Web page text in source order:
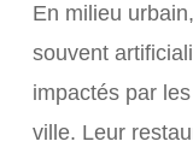
En milieu
souvent
impactés par
ville. Leur